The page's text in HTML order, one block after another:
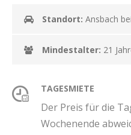
Standort: Ansbach
Mindestalter: 21
TAGESMIETE
Der Preis für die
Wochenende